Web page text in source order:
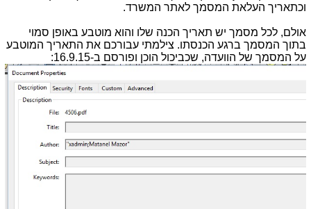
וכתאריך העלאת המסמך לאתר המשרד.
אולם, לכל מסמך יש תאריך הכנה שלו והוא מוטבע באופן סמוי
בתוך המסמך ברגע הכנסתו. צילמתי עבורכם את התאריך המוטבע
על המסמך של הוועדה, שכביכול הוכן ופורסם ב-16.9.15: